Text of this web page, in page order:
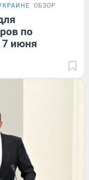
ОБЗОР
по
7 июня